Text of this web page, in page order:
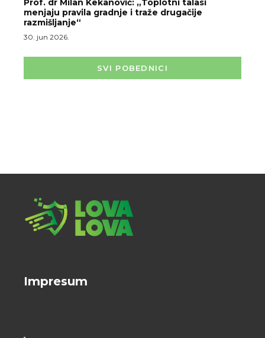
Prof. dr Milan Kekanović: „Toplotni talasi
menjaju pravila gradnje i traže drugačije
razmišljanje“
30. jun 2026.
SVI POBEDNICI
Impresum